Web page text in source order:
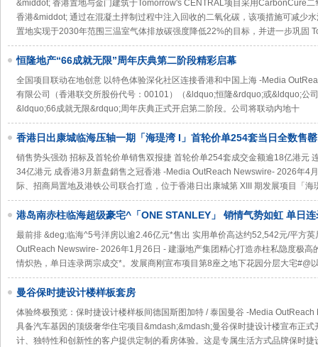
&middot; 香港置地与金门建筑于Tomorrow's CENTRAL项目采用CarbonCure
香港&middot; 通过在混凝土拌制过程中注入回收的二氧化碳，该项措施可减少
置地实现于2030年范围三温室气体排放碳强度降低22%的目标，并进一步巩固
恒隆地产“66成就无限”周年庆典第二阶段精彩启幕
全国项目联动在地创意 以特色体验深化社区连接香港和中国上海 -Media
有限公司（香港联交所股份代号：00101）（&ldquo;恒隆&rdquo;或&ldquo;公
&ldquo;66成就无限&rdquo;周年庆典正式开启第二阶段。公司将联动内地十
香港日出康城临海压轴一期「海瑅湾 I」首轮价单254套当日全数售罄
销售势头强劲 招标及首轮价单销售双报捷 首轮价单254套成交金额逾18亿港元
34亿港元 成香港3月新盘銷售之冠香港 -Media OutReach Newswire- 2026年4
际、招商局置地及港铁公司联合打造，位于香港日出康城第 XIII 期发展项目「海
港岛南赤柱临海超级豪宅^「ONE STANLEY」 销情气势如虹 单日
最前排 &deg;临海^5号洋房以逾2.46亿元*售出 实用单价高达约52,542元/平方
OutReach Newswire- 2026年1月26日 - 建灏地产集团精心打造赤柱私隐度极高
情炽热，单日连录两宗成交*。发展商刚宣布项目第8座之地下花园分层大宅#@
曼谷保时捷设计楼样板套房
体验终极预览：保时捷设计楼样板间德国斯图加特 / 泰国曼谷 -Media
具备汽车基因的顶级奢华住宅项目&mdash;&mdash;曼谷保时捷设计楼宣布正
计、独特性和创新性的客户提供定制的看房体验。这是专属生活方式品牌保时捷